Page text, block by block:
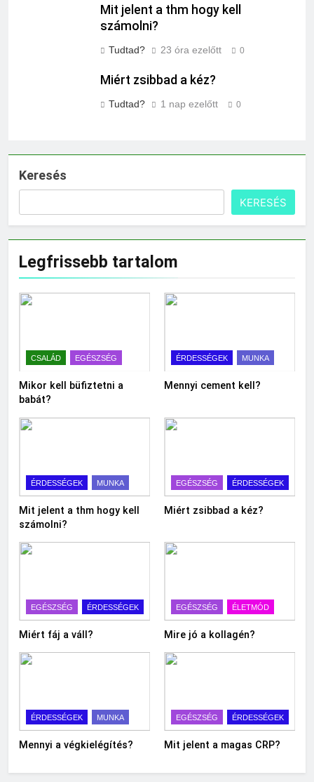
Mit jelent a thm hogy kell
számolni?
Tudtad? 23 óra ezelőtt 0
Miért zsibbad a kéz?
Tudtad? 1 nap ezelőtt 0
Keresés
KERESÉS
Legfrissebb tartalom
CSALÁD EGÉSZSÉG
Mikor kell büfiztetni a
babát?
ÉRDESSÉGEK MUNKA
Mennyi cement kell?
ÉRDESSÉGEK MUNKA
Mit jelent a thm hogy kell
számolni?
EGÉSZSÉG ÉRDESSÉGEK
Miért zsibbad a kéz?
EGÉSZSÉG ÉRDESSÉGEK
Miért fáj a váll?
EGÉSZSÉG ÉLETMÓD
Mire jó a kollagén?
ÉRDESSÉGEK MUNKA
Mennyi a végkielégítés?
EGÉSZSÉG ÉRDESSÉGEK
Mit jelent a magas CRP?